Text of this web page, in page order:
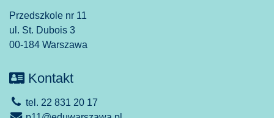
Przedszkole nr 11
ul. St. Dubois 3
00-184 Warszawa
Kontakt
tel. 22 831 20 17